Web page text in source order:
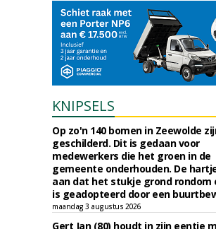
KNIPSELS
Op zo'n 140 bomen in Zeewolde
geschilderd. Dit is gedaan voor
medewerkers die het groen in de
gemeente onderhouden. De
aan dat het stukje grond rondom
is geadopteerd door een
maandag 3 augustus 2026
Gert Jan (80) houdt in zijn eentje